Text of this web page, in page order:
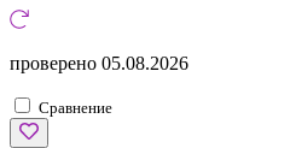
проверено 05.08.2026
Сравнение